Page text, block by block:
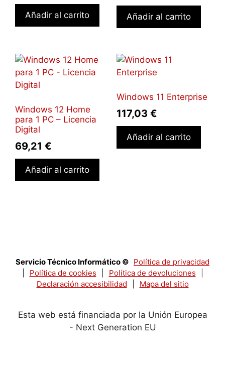
Añadir al carrito Añadir al carrito
Windows 12 Home
para 1 PC – Licencia
Digital
69,21 €
Añadir al carrito
Windows 11 Enterprise
117,03 €
Añadir al carrito
Servicio Técnico Informático © Política de privacidad
Política de cookies Política de devoluciones
Declaración accesibilidad
Mapa del sitio
Esta web está financiada por la Unión Europea
- Next Generation EU